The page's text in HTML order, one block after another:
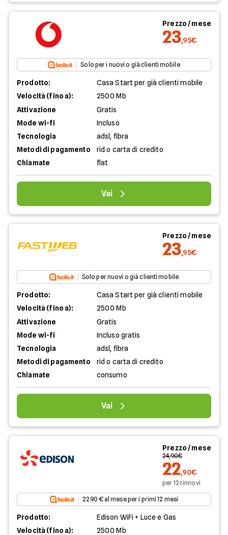
Prezzo / mese
23,95€
Solo per i nuovi o già clienti mobile
Prodotto:
Casa Start per già clienti mobile
Velocità (fino a):
2500 Mb
Attivazione
Gratis
Mode wi-fi
Incluso
Tecnologia
adsl, fibra
Metodi di pagamento
rid o carta di credito
Chiamate
flat
Vai
Prezzo / mese
23,95€
Solo per nuovi o già clienti mobile
Prodotto:
Casa Start per già clienti mobile
Velocità (fino a):
2500 Mb
Attivazione
Gratis
Mode wi-fi
Incluso gratis
Tecnologia
adsl, fibra
Metodi di pagamento
rid o carta di credito
Chiamate
consumo
Vai
Prezzo / mese
24,90€
22,90€
per 12 rinnovi
22.90 € al mese per i primi 12 mesi
Prodotto:
Edison WiFi + Luce e Gas
Velocità (fino a):
2500 Mb